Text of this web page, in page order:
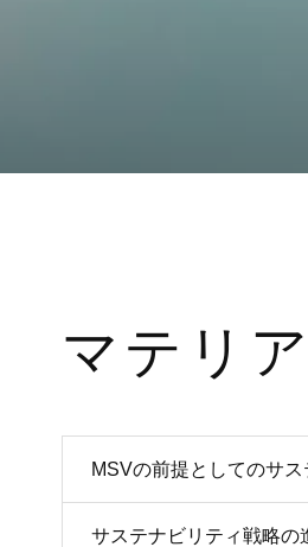
マテリ
MSVの前提としてのサス
サステナビリティ戦略の